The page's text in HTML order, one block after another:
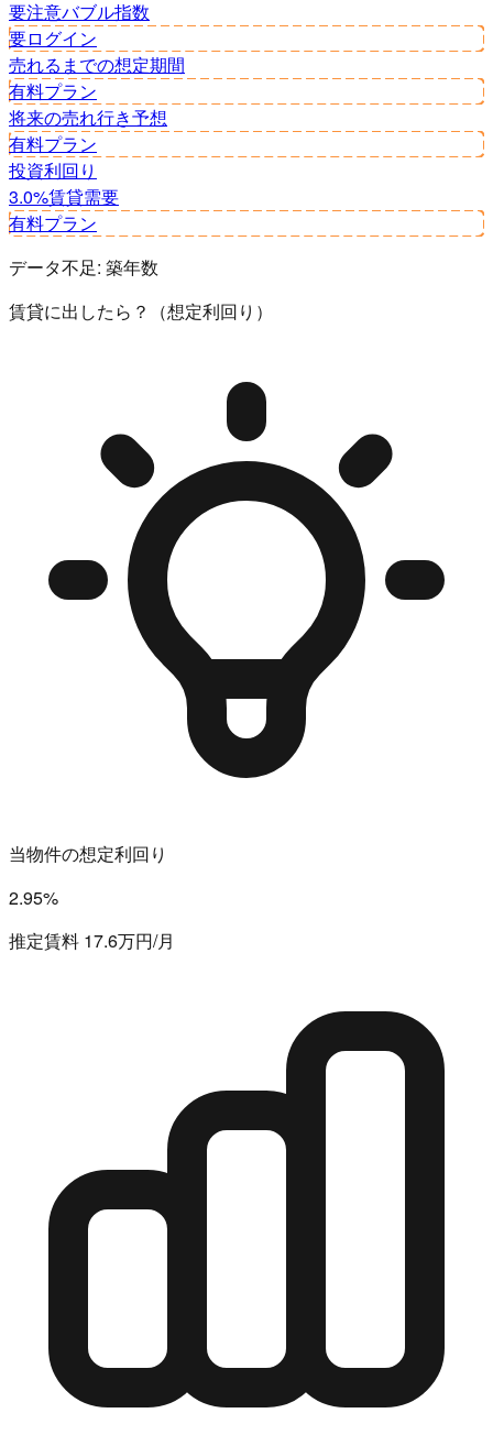
要注意バブル指数
要ログイン
売れるまでの想定期間
有料プラン
将来の売れ行き予想
有料プラン
投資利回り
3.0%賃貸需要
有料プラン
データ不足: 築年数
賃貸に出したら？（想定利回り）
当物件の想定利回り
2.95%
推定賃料 17.6万円/月